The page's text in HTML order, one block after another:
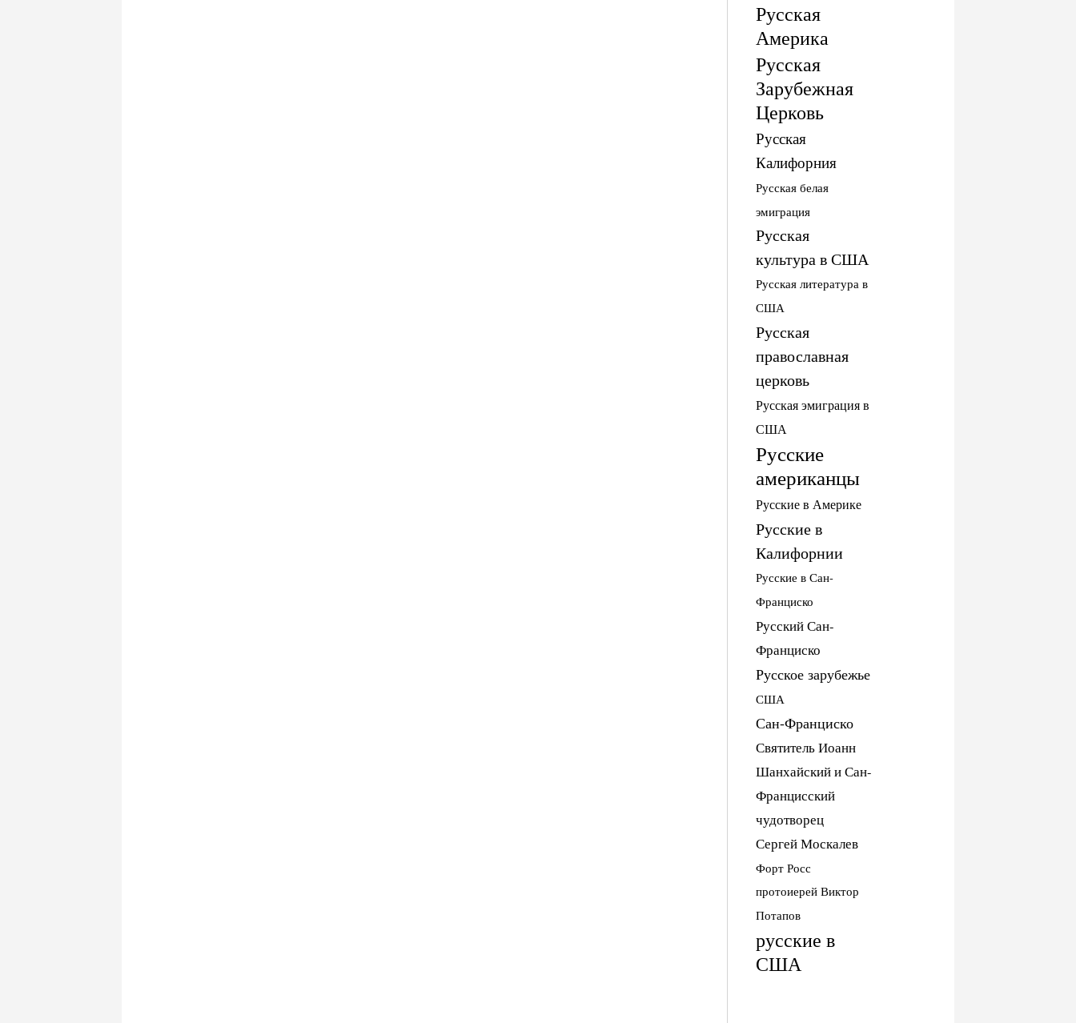
Русская
Америка
Русская
Зарубежная
Церковь
Русская
Калифорния
Русская белая
эмиграция
Русская
культура в США
Русская литература в
США
Русская
православная
церковь
Русская эмиграция в
США
Русские
американцы
Русские в Америке
Русские в
Калифорнии
Русские в Сан-
Франциско
Русский Сан-
Франциско
Русское зарубежье
США
Сан-Франциско
Святитель Иоанн
Шанхайский и Сан-
Францисский
чудотворец
Сергей Москалев
Форт Росс
протоиерей Виктор
Потапов
русские в
США